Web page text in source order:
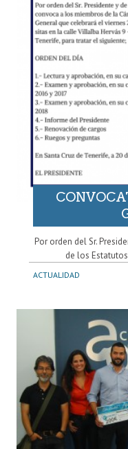
Por orden del Sr.
de los
ACTUALIDAD